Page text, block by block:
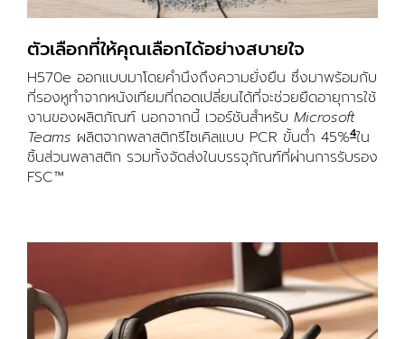
ตัวเลือกที่ให้คุณเลือกได้อย่างสบายใจ
H570e ออกแบบมาโดยคำนึงถึงความยั่งยืน ซึ่งมาพร้อมกับ
ที่รองหูทำจากหนังเทียมที่ถอดเปลี่ยนได้ที่จะช่วยยืดอายุการใช้
งานของผลิตภัณฑ์ นอกจากนี้ เวอร์ชันสำหรับ Microsoft
Teams ผลิตจากพลาสติกรีไซเคิลแบบ PCR ขั้นต่ำ 45%4วัสดุรีไ
ใน
ชิ้นส่วนพลาสติก รวมทั้งจัดส่งในบรรจุภัณฑ์ที่ผ่านการรับรอง
FSC™